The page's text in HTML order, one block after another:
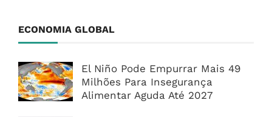
ECONOMIA GLOBAL
El Niño Pode Empurrar Mais 49
Milhões Para Insegurança
Alimentar Aguda Até 2027